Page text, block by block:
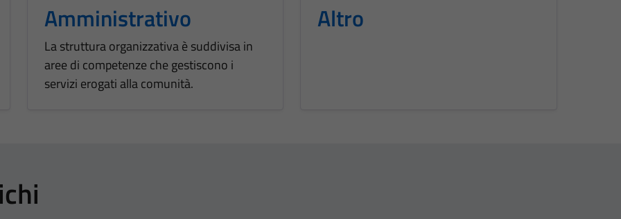
Amministrativo
La struttura organizzativa è suddivisa in
aree di competenze che gestiscono i
servizi erogati alla comunità.
Altro